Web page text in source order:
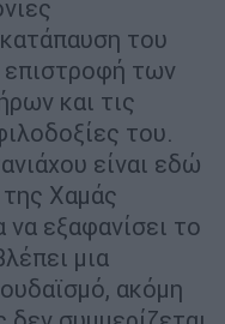
του
επιστροφή των
και τις
του.
είναι εδώ
της Χαμάς
εξαφανίσει το
μια
ακόμη